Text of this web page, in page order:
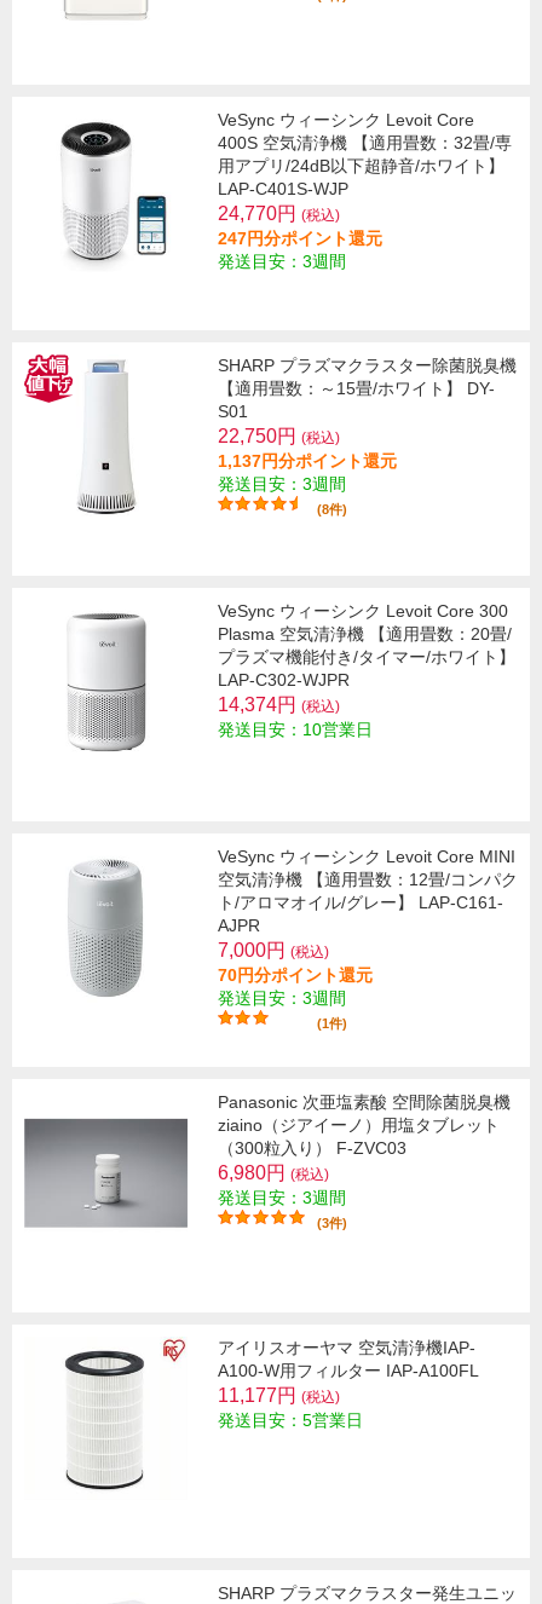
VeSync ウィーシンク Levoit Core
400S 空気清浄機 【適用畳数：32畳/専
用アプリ/24dB以下超静音/ホワイト】
LAP-C401S-WJP
24,770円 (税込)
247円分ポイント還元
発送目安：3週間
SHARP プラズマクラスター除菌脱臭機
【適用畳数：～15畳/ホワイト】 DY-
S01
22,750円 (税込)
1,137円分ポイント還元
発送目安：3週間
(8件)
VeSync ウィーシンク Levoit Core 300
Plasma 空気清浄機 【適用畳数：20畳/
プラズマ機能付き/タイマー/ホワイト】
LAP-C302-WJPR
14,374円 (税込)
発送目安：10営業日
VeSync ウィーシンク Levoit Core MINI
空気清浄機 【適用畳数：12畳/コンパク
ト/アロマオイル/グレー】 LAP-C161-
AJPR
7,000円 (税込)
70円分ポイント還元
発送目安：3週間
(1件)
Panasonic 次亜塩素酸 空間除菌脱臭機
ziaino（ジアイーノ）用塩タブレット
（300粒入り） F-ZVC03
6,980円 (税込)
発送目安：3週間
(3件)
アイリスオーヤマ 空気清浄機IAP-
A100-W用フィルター IAP-A100FL
11,177円 (税込)
発送目安：5営業日
SHARP プラズマクラスター発生ユニッ